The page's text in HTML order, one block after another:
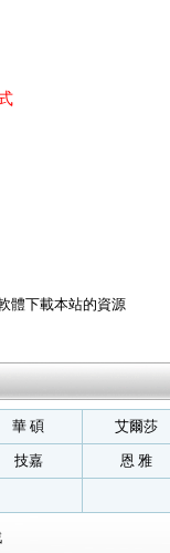
體下載本站的資源
華 碩 艾爾莎
技嘉 恩 雅